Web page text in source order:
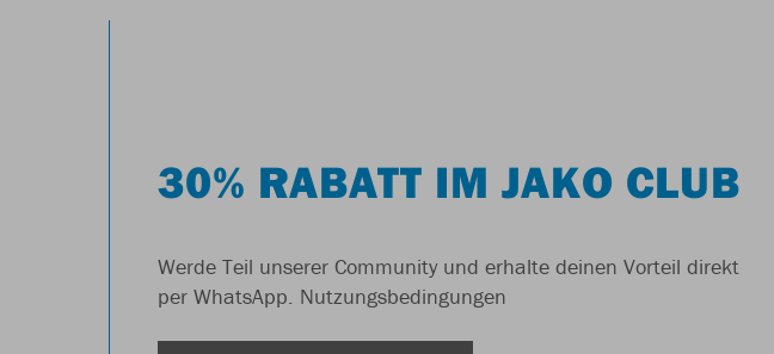
30% RABATT IM JAKO CLUB
Werde Teil unserer Community und erhalte deinen Vorteil direkt
per WhatsApp. Nutzungsbedingungen